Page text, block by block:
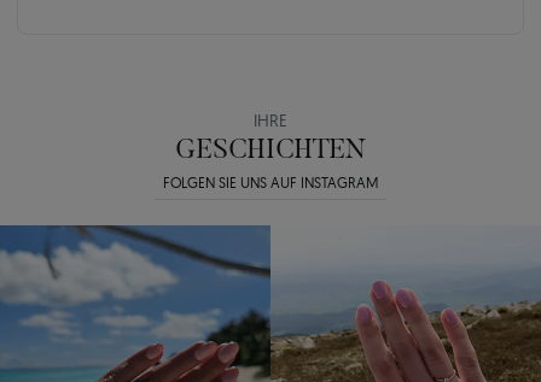
IHRE
GESCHICHTEN
FOLGEN SIE UNS AUF INSTAGRAM